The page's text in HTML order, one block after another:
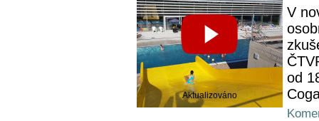
Aktualizováno
V
od